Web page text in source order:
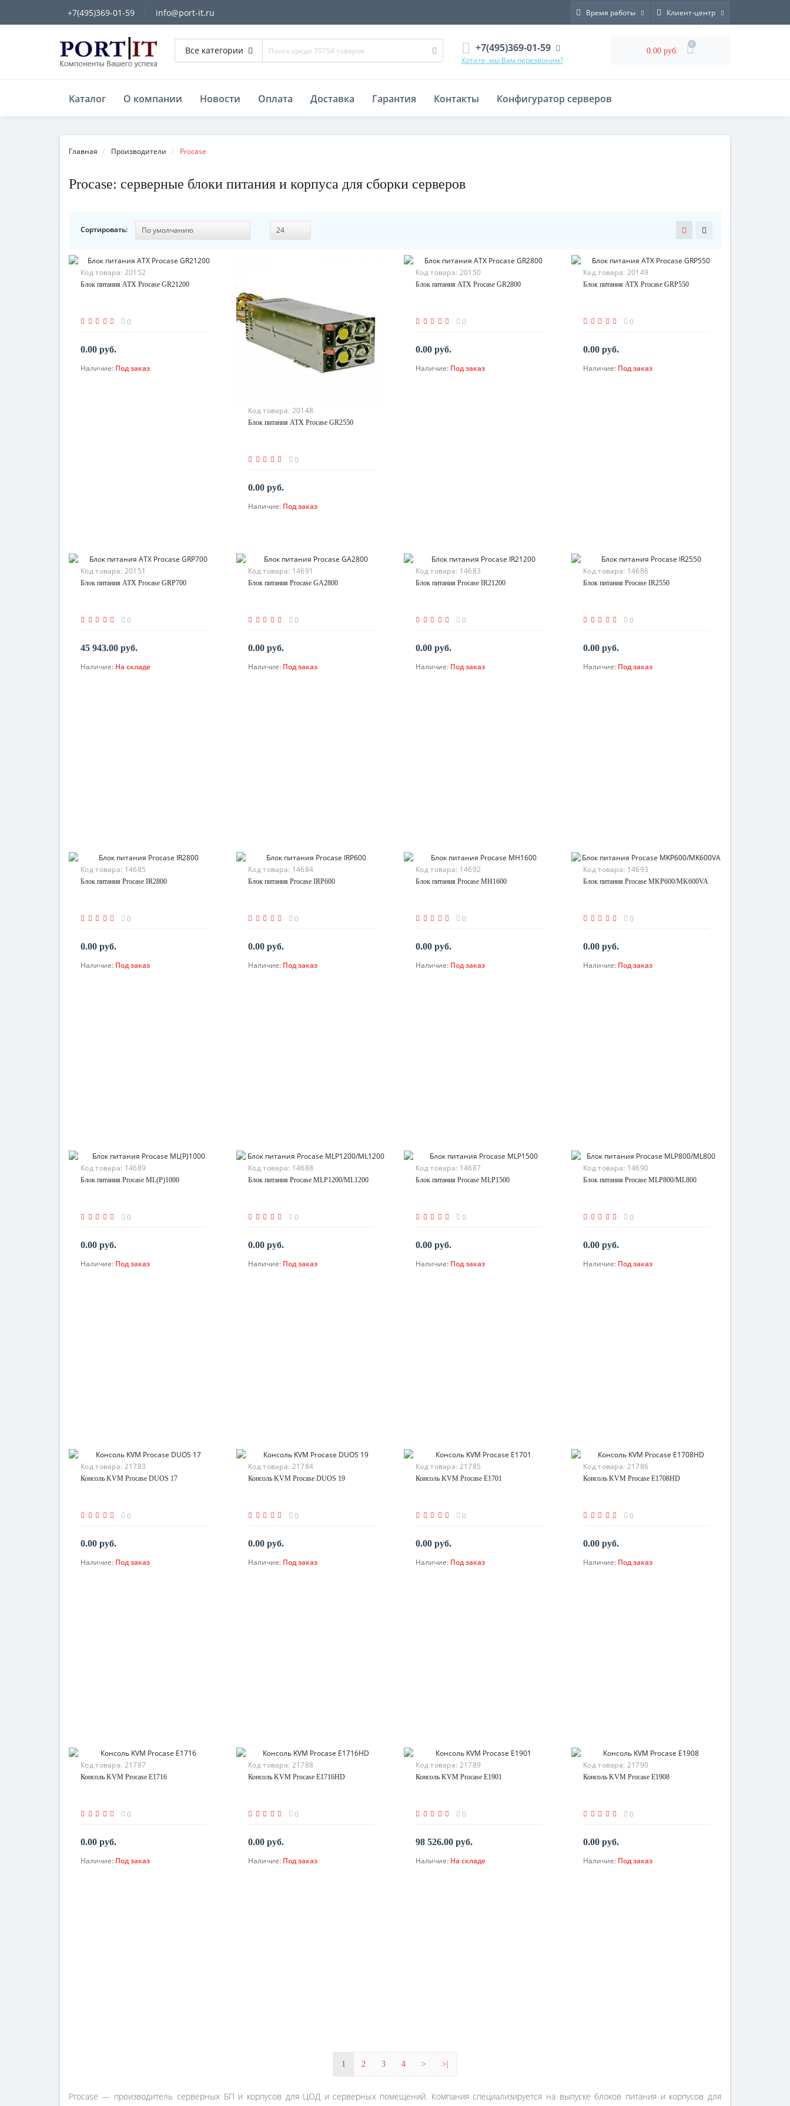
+7(495)369-01-59 info@port-it.ru Время работы Клиент-центр
Все категории +7(495)369-01-59
Хотите, мы Вам перезвоним?
0.00 руб.
0
Каталог О компании Новости Оплата Доставка Гарантия Контакты Конфигуратор серверов
Главная Производители Procase
Procase: серверные блоки питания и корпуса для сборки серверов
Сортировать:
Код товара: 20152
Блок питания ATX Procase GR21200
0
0.00 руб.
По запросу
Наличие: Под заказ
Код товара: 20148
Блок питания ATX Procase GR2550
0
0.00 руб.
По запросу
Наличие: Под заказ
Код товара: 20150
Блок питания ATX Procase GR2800
0
0.00 руб.
По запросу
Наличие: Под заказ
Код товара: 20149
Блок питания ATX Procase GRP550
0
0.00 руб.
По запросу
Наличие: Под заказ
Код товара: 20151
Блок питания ATX Procase GRP700
0
45 943.00 руб.
В корзину
Наличие: На складе
Код товара: 14691
Блок питания Procase GA2800
0
0.00 руб.
По запросу
Наличие: Под заказ
Код товара: 14683
Блок питания Procase IR21200
0
0.00 руб.
По запросу
Наличие: Под заказ
Код товара: 14686
Блок питания Procase IR2550
0
0.00 руб.
По запросу
Наличие: Под заказ
Код товара: 14685
Блок питания Procase IR2800
0
0.00 руб.
По запросу
Наличие: Под заказ
Код товара: 14684
Блок питания Procase IRP600
0
0.00 руб.
По запросу
Наличие: Под заказ
Код товара: 14692
Блок питания Procase MH1600
0
0.00 руб.
По запросу
Наличие: Под заказ
Код товара: 14693
Блок питания Procase MKP600/MK600VA
0
0.00 руб.
По запросу
Наличие: Под заказ
Код товара: 14689
Блок питания Procase ML(P)1000
0
0.00 руб.
По запросу
Наличие: Под заказ
Код товара: 14688
Блок питания Procase MLP1200/ML1200
0
0.00 руб.
По запросу
Наличие: Под заказ
Код товара: 14687
Блок питания Procase MLP1500
0
0.00 руб.
По запросу
Наличие: Под заказ
Код товара: 14690
Блок питания Procase MLP800/ML800
0
0.00 руб.
По запросу
Наличие: Под заказ
Код товара: 21783
Консоль KVM Procase DUOS 17
0
0.00 руб.
По запросу
Наличие: Под заказ
Код товара: 21784
Консоль KVM Procase DUOS 19
0
0.00 руб.
По запросу
Наличие: Под заказ
Код товара: 21785
Консоль KVM Procase E1701
0
0.00 руб.
По запросу
Наличие: Под заказ
Код товара: 21786
Консоль KVM Procase E1708HD
0
0.00 руб.
По запросу
Наличие: Под заказ
Код товара: 21787
Консоль KVM Procase E1716
0
0.00 руб.
По запросу
Наличие: Под заказ
Код товара: 21788
Консоль KVM Procase E1716HD
0
0.00 руб.
По запросу
Наличие: Под заказ
Код товара: 21789
Консоль KVM Procase E1901
0
98 526.00 руб.
В корзину
Наличие: На складе
Код товара: 21790
Консоль KVM Procase E1908
0
0.00 руб.
По запросу
Наличие: Под заказ
1 2 3 4 > >|
Procase — производитель серверных БП и корпусов для ЦОД и серверных помещений. Компания специализируется на выпуске блоков питания и корпусов для